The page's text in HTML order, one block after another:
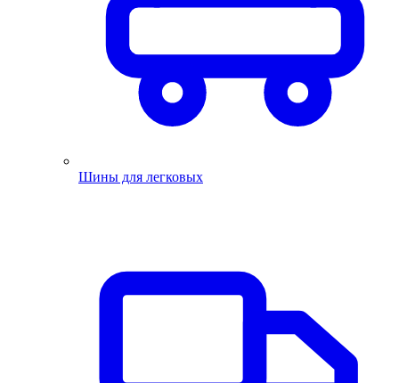
Шины для легковых